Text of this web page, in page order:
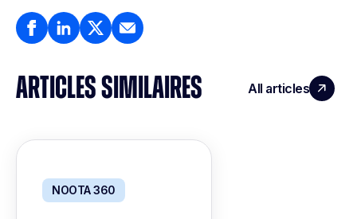
ARTICLES SIMILAIRES All articles
NOOTA 360